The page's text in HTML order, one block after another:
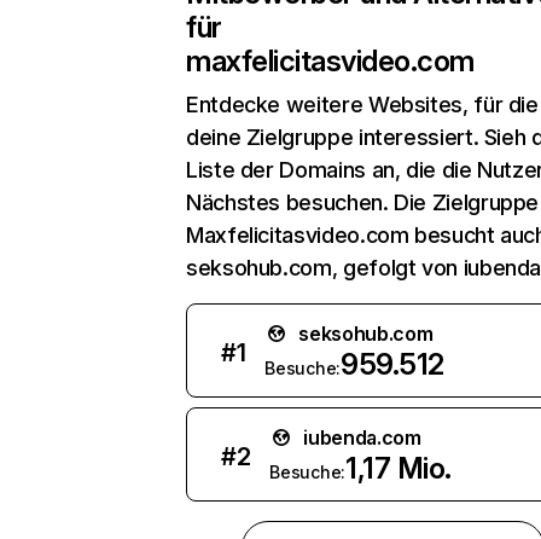
für
maxfelicitasvideo.com
Entdecke weitere Websites, für
deine Zielgruppe interessiert. Sieh
Liste der Domains an, die die
Nächstes besuchen. Die
Maxfelicitasvideo.com besucht
seksohub.com, gefolgt von
#1
seksohub.com
Besuche:959.512
#2
iubenda.com
Besuche:1,17 Mio.